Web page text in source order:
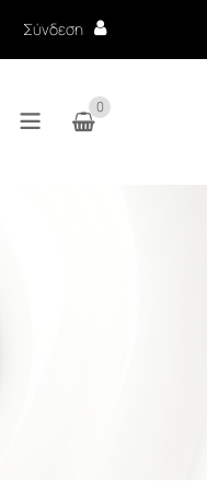
Σύνδεση
0